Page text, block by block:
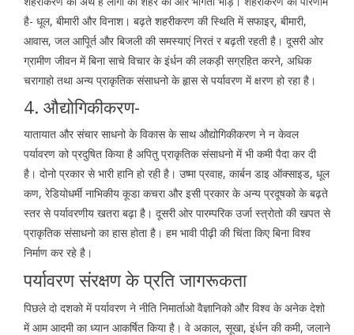
है- धूल, बीमारी और विनाश। बढ़ते शहरीकरण की स्थिति में सफाइर्, बीमारी,
आवास, जल आपूिर्त और बिजली की समस्याएं निरतं र बढ़ती रहती है। दूसरी ओर
ग्रामीण जीवन में बिना साचे विचार के इंर्धन की लकड़ी सग्रहित करने, अधिक
चरागाहो तथा अन्य प्राकृतिक संसाधनो के हृास से पर्यावरण में क्षरण हो रहा है।
4. औद्योगिकीकरण-
यातायात और संचार साधनो के विकास के साथ औद्योगिकीकरण ने न केवल
पर्यावरण को प्रदुषित किया है अपितु प्राकृतिक संसाधनो में भी कमी पैदा कर दी
है। दोनो प्रकार से भारी हानि हो रही है। उष्मा प्रवाह, कार्बन डाइ ऑक्साइड, धूल
कण, रेडियोधर्मी नाभिकीय कूडा कचरा और इसी प्रकार के अन्य प्रदूषको के बढ़ते
स्तर से पर्यावरणीय खतरा बढ़ा है। दूसरी ओर पारम्परिक उर्जा स्त्रोतो की खपत से
प्राकृतिक संसाधनो का हास होता है। हम भावी पीढ़ी की चिंता किए बिना विश्व
निर्माण कर रहे है।
पर्यावरण संरक्षण के प्रति जागरूकता
पिछले दो दशको में पर्यावरण ने नीति निमार्ताओ वैज्ञानिको और विश्व के अनेक देशो
में आम आदमी का ध्यान आकर्षित किया है। वे अकाल, सूखा, इंर्धन की कमी, जलाने